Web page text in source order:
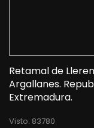
Retamal de
Argallanes.
Extremadura.
Visto: 83780